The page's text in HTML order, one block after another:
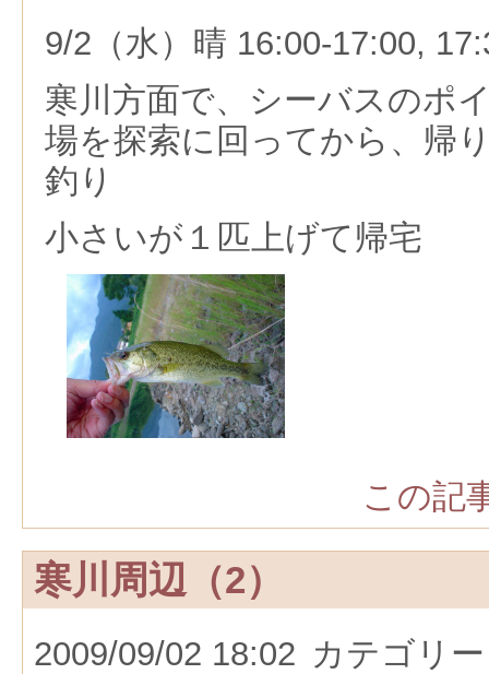
9/2（水）晴 16:00-17:00,
寒川方面で、シーバスのポ
場を探索に回ってから、帰
釣り
小さいが１匹上げて帰宅
この記
寒川周辺（2）
2009/09/02 18:02 カテゴリ